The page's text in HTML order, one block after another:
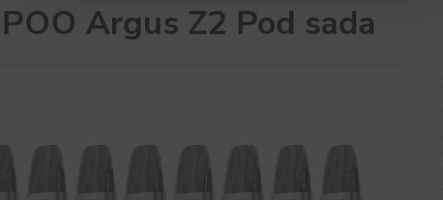
Argus Z2 Pod sada